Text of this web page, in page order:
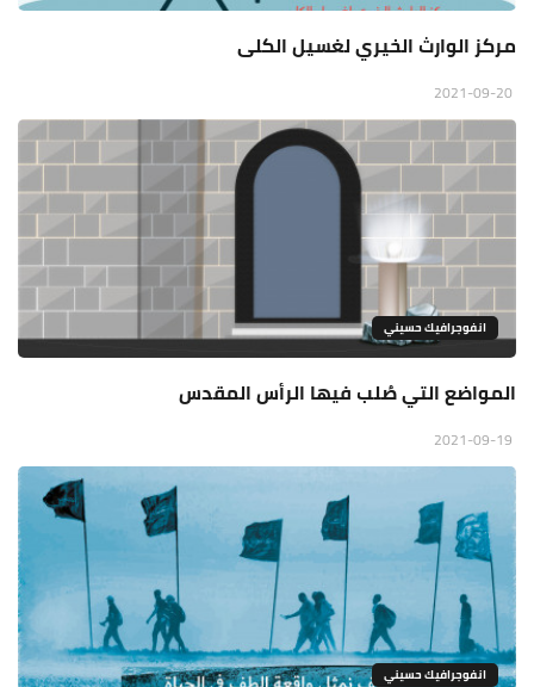
مركز الوارث الخيري لغسيل الكلى
انفوجرافيك حسيني
المواضع التي صُلب فيها الرأس المقدس
انفوجرافيك حسيني